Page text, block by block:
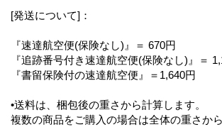
[発送について]：
『速達航空便(保険なし)』＝ 670円
『追跡番号付き速達航空便(保険なし)』＝
『書留保険付の速達航空便』＝1,640円
•送料は、梱包後の重さから計算します。
複数の商品をご購入の場合は全体の重さか